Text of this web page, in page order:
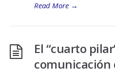
Read More →
El “cuarto
comunicación